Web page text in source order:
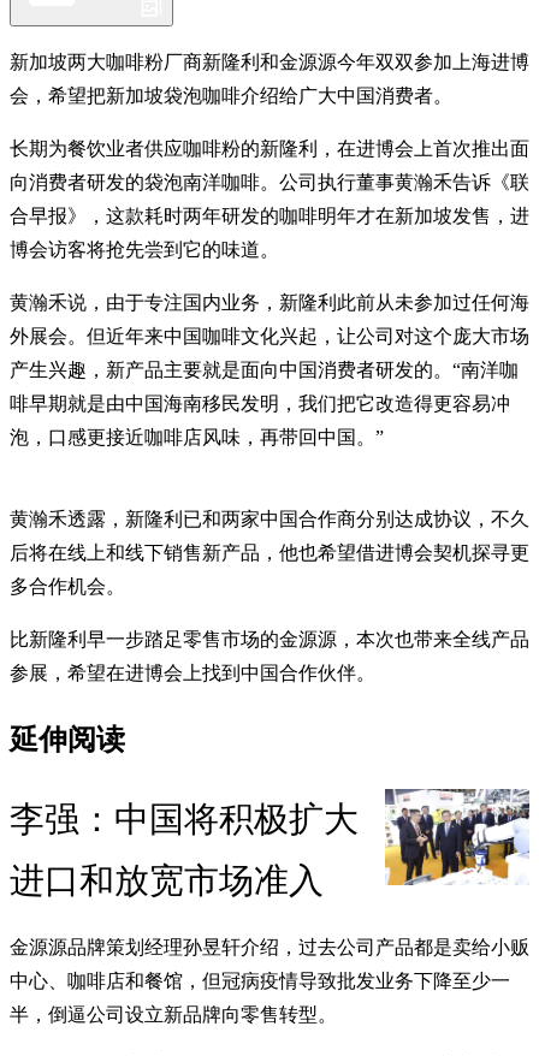
新加坡两大咖啡粉厂商新隆利和金源源今年双双参加上海进博
会，希望把新加坡袋泡咖啡介绍给广大中国消费者。
长期为餐饮业者供应咖啡粉的新隆利，在进博会上首次推出面
向消费者研发的袋泡南洋咖啡。公司执行董事黄瀚禾告诉《联
合早报》，这款耗时两年研发的咖啡明年才在新加坡发售，进
博会访客将抢先尝到它的味道。
黄瀚禾说，由于专注国内业务，新隆利此前从未参加过任何海
外展会。但近年来中国咖啡文化兴起，让公司对这个庞大市场
产生兴趣，新产品主要就是面向中国消费者研发的。“南洋咖
啡早期就是由中国海南移民发明，我们把它改造得更容易冲
泡，口感更接近咖啡店风味，再带回中国。”
黄瀚禾透露，新隆利已和两家中国合作商分别达成协议，不久
后将在线上和线下销售新产品，他也希望借进博会契机探寻更
多合作机会。
比新隆利早一步踏足零售市场的金源源，本次也带来全线产品
参展，希望在进博会上找到中国合作伙伴。
延伸阅读
李强：中国将积极扩大
进口和放宽市场准入
金源源品牌策划经理孙昱轩介绍，过去公司产品都是卖给小贩
中心、咖啡店和餐馆，但冠病疫情导致批发业务下降至少一
半，倒逼公司设立新品牌向零售转型。